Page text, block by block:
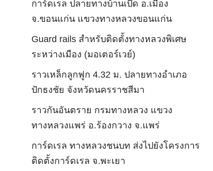
การ์ดเรล ปลายทางบ้านเป็ด อ.เมือง
จ.ขอนแก่น แขวงทางหลวงขอนแก่น
Guard rails สำหรับติดตั้งทางหลวงพิเศษ
ระหว่างเมือง (มอเตอร์เวย์)
ราวเหล็กลูกฟูก 4.32 ม. ปลายทางอำเภอ
ปักธงชัย จังหวัดนครราชสีมา
ราวกันอันตราย กรมทางหลวง แขวง
ทางหลวงแพร่ อ.ร้องกวาง จ.แพร่
การ์ดเรล ทางหลวงชนบท ส่งไปยังโครงการ
ติดตั้งการ์ดเรล จ.พะเยา